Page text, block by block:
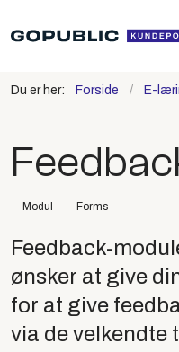
Du er her: Forside E-
Modul Forms
Feedback-
ønsker at give
for at give
via de velkendte